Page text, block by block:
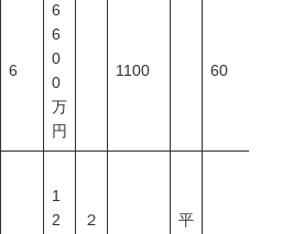
6
6
6
0
0
万
円
1100 60
1
2
２
平